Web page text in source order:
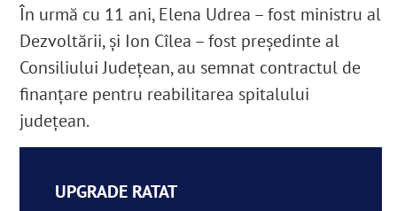
În urmă cu 11 ani, Elena Udrea – fost ministru al
Dezvoltării, și Ion Cîlea – fost președinte al
Consiliului Județean, au semnat contractul de
finanțare pentru reabilitarea spitalului
județean.
UPGRADE RATAT